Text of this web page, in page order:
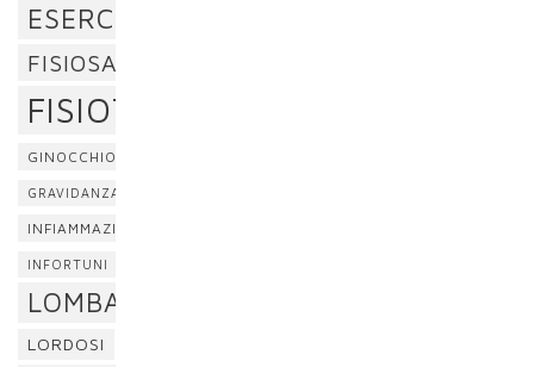
ESERCIZI
FISIOSAN
FISIOTERAPIA
GINOCCHIO
GRAVIDANZA
INFIAMMAZIONE
INFORTUNI
LOMBALGIA
LORDOSI